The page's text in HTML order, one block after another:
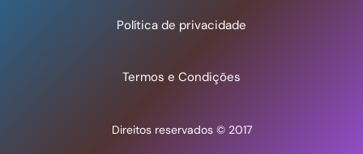
Política de privacidade
Termos e Condições
Direitos reservados © 2017